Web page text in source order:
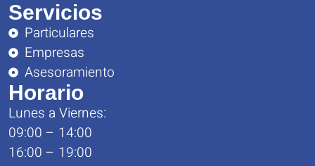
Servicios
Particulares
Empresas
Asesoramiento
Horario
Lunes a Viernes:
09:00 – 14:00
16:00 – 19:00